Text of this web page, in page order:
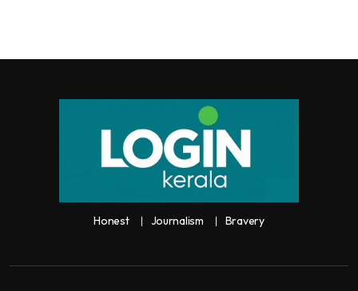
Honest Journalism Bravery